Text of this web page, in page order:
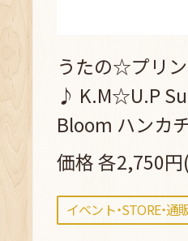
うたの☆プリ
♪ K.M☆U.P
Bloom ハンカ
価格 各2,750
イベント・STORE・